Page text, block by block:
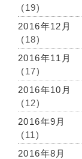
(19)
2016年12月
(18)
2016年11月
(17)
2016年10月
(12)
2016年9月
(11)
2016年8月